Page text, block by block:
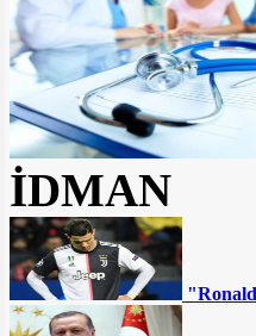
MSK Zahir
şikayətini təmin etmədi –
Apelyasiya Məhkəməsinə
“Müştərilər
batmasından qorxurlar” -
Məmmədovun bankında
DYP-nin ləğvi
Ya da sistem kökündən
İDMAN